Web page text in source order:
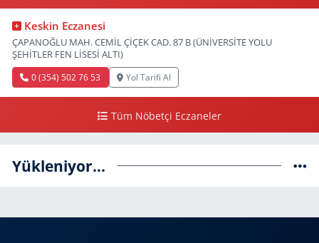
Keskin Eczanesi
ÇAPANOĞLU MAH. CEMİL ÇİÇEK CAD. 87 B (ÜNİVERSİTE YOLU
ŞEHİTLER FEN LİSESİ ALTI)
0 (354) 502 76 53 Yol Tarifi Al
Tüm Nöbetçi Eczaneler
Yükleniyor...